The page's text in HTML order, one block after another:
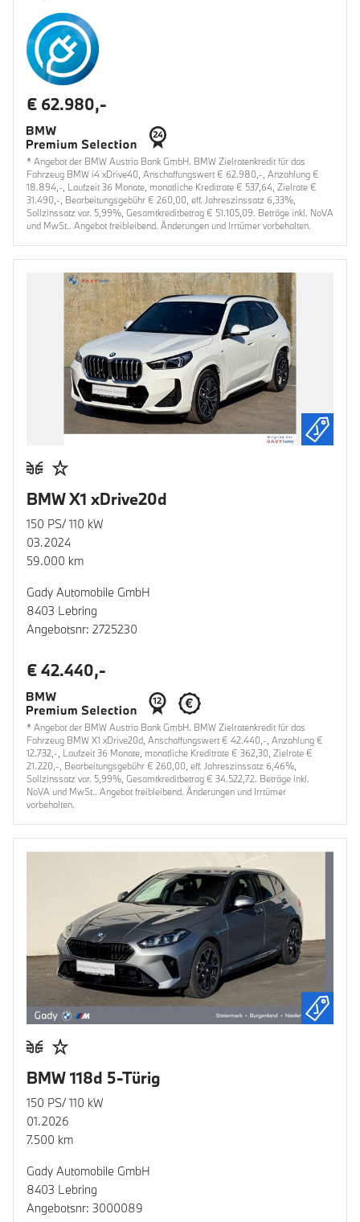
€ 62.980,-
* Angebot der BMW Austria Bank GmbH. BMW Zielratenkredit für das
Fahrzeug BMW i4 xDrive40, Anschaffungswert € 62.980,-, Anzahlung €
18.894,-, Laufzeit 36 Monate, monatliche Kreditrate € 537,64, Zielrate €
31.490,-, Bearbeitungsgebühr € 260,00, eff. Jahreszinssatz 6,33%,
Sollzinssatz var. 5,99%, Gesamtkreditbetrag € 51.105,09. Beträge inkl. NoVA
und MwSt.. Angebot freibleibend. Änderungen und Irrtümer vorbehalten.
BMW X1 xDrive20d
150 PS/ 110 kW
03.2024
59.000 km
Gady Automobile GmbH
8403 Lebring
Angebotsnr: 2725230
€ 42.440,-
* Angebot der BMW Austria Bank GmbH. BMW Zielratenkredit für das
Fahrzeug BMW X1 xDrive20d, Anschaffungswert € 42.440,-, Anzahlung €
12.732,-, Laufzeit 36 Monate, monatliche Kreditrate € 362,30, Zielrate €
21.220,-, Bearbeitungsgebühr € 260,00, eff. Jahreszinssatz 6,46%,
Sollzinssatz var. 5,99%, Gesamtkreditbetrag € 34.522,72. Beträge inkl.
NoVA und MwSt.. Angebot freibleibend. Änderungen und Irrtümer
vorbehalten.
BMW 118d 5-Türig
150 PS/ 110 kW
01.2026
7.500 km
Gady Automobile GmbH
8403 Lebring
Angebotsnr: 3000089